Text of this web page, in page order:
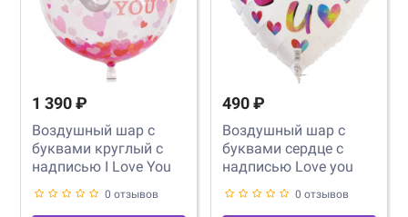
1 390 ₽
Воздушный шар с
буквами круглый с
надписью I Love You
0 отзывов
490 ₽
Воздушный шар с
буквами сердце с
надписью Love you
0 отзывов